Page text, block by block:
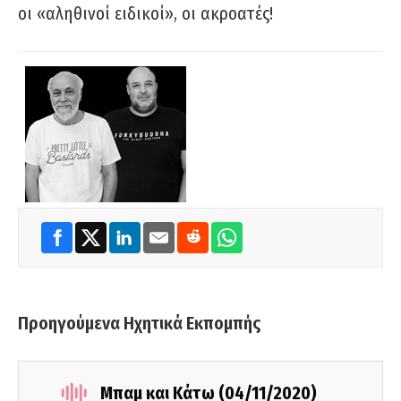
οι «αληθινοί ειδικοί», οι ακροατές!
Προηγούμενα Ηχητικά Εκπομπής
Μπαμ και Κάτω (04/11/2020)